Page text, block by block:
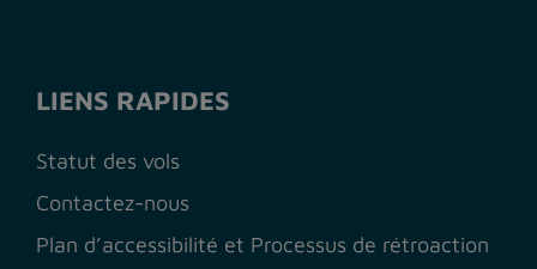
LIENS RAPIDES
Statut des vols
Contactez-nous
Plan d’accessibilité et Processus de rétroaction